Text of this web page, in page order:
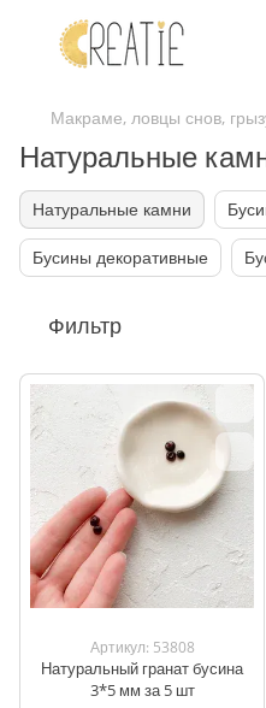
Макраме, ловцы снов,
Натуральные
Натуральные камни
Бусины декоративные
Фильтр
Артикул: 53808
Натуральный гранат бусина
3*5 мм за 5 шт